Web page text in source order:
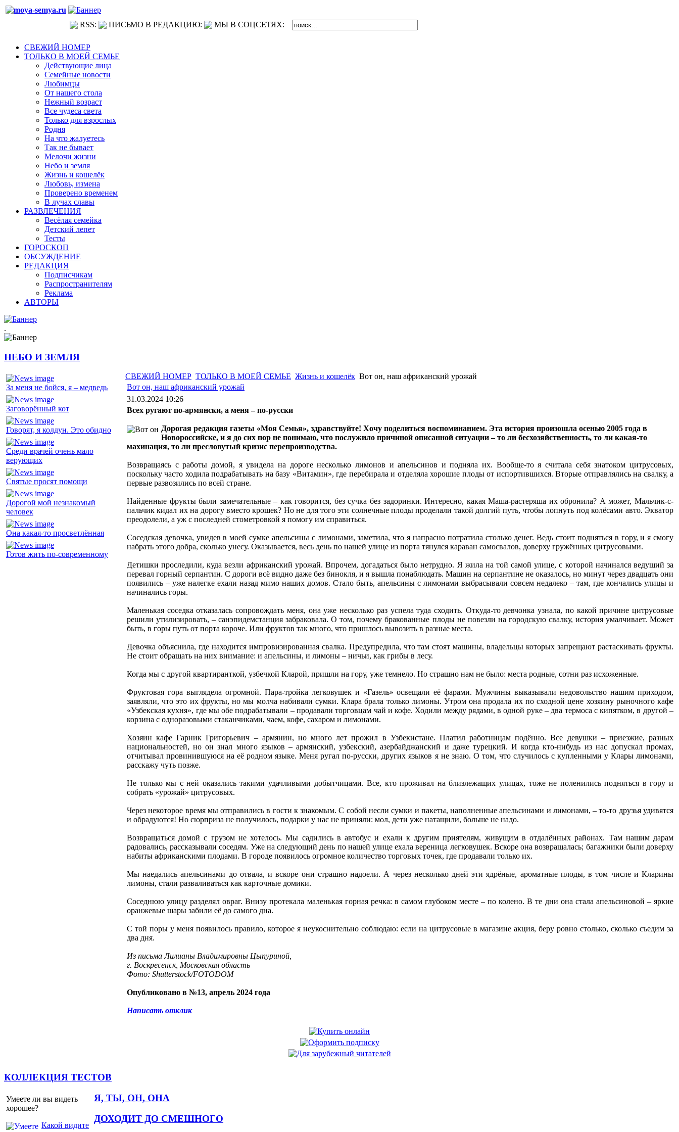
RSS: ПИСЬМО В РЕДАКЦИЮ: МЫ В СОЦСЕТЯХ:
СВЕЖИЙ НОМЕР
ТОЛЬКО В МОЕЙ СЕМЬЕ
Действующие лица
Семейные новости
Любимцы
От нашего стола
Нежный возраст
Все чудеса света
Только для взрослых
Родня
На что жалуетесь
Так не бывает
Мелочи жизни
Небо и земля
Жизнь и кошелёк
Любовь, измена
Проверено временем
В лучах славы
РАЗВЛЕЧЕНИЯ
Весёлая семейка
Детский лепет
Тесты
ГОРОСКОП
ОБСУЖДЕНИЕ
РЕДАКЦИЯ
Подписчикам
Распространителям
Реклама
АВТОРЫ
.
НЕБО И ЗЕМЛЯ
За меня не бойся, я – медведь
Заговорённый кот
Говорят, я колдун. Это обидно
Среди врачей очень мало
верующих
Святые просят помощи
Дорогой мой незнакомый
человек
Она какая-то просветлённая
Готов жить по-современному
СВЕЖИЙ НОМЕР ТОЛЬКО В МОЕЙ СЕМЬЕ Жизнь и кошелёк Вот он, наш африканский урожай
Вот он, наш африканский урожай
31.03.2024 10:26
Всех ругают по-армянски, а меня – по-русски
Дорогая редакция газеты «Моя Семья», здравствуйте! Хочу поделиться воспоминанием. Эта история произошла осенью 2005 года в
Новороссийске, и я до сих пор не понимаю, что послужило причиной описанной ситуации – то ли бесхозяйственность, то ли какая-то
махинация, то ли пресловутый кризис перепроизводства.
Возвращаясь с работы домой, я увидела на дороге несколько лимонов и апельсинов и подняла их. Вообще-то я считала себя знатоком цитрусовых,
поскольку часто ходила подрабатывать на базу «Витамин», где перебирала и отделяла хорошие плоды от испортившихся. Вторые отправлялись на свалку, а
первые развозились по всей стране.
Найденные фрукты были замечательные – как говорится, без сучка без задоринки. Интересно, какая Маша-растеряша их обронила? А может, Мальчик-с-
пальчик кидал их на дорогу вместо крошек? Но не для того эти солнечные плоды проделали такой долгий путь, чтобы лопнуть под колёсами авто. Экватор
преодолели, а уж с последней стометровкой я помогу им справиться.
Соседская девочка, увидев в моей сумке апельсины с лимонами, заметила, что я напрасно потратила столько денег. Ведь стоит подняться в гору, и я смогу
набрать этого добра, сколько унесу. Оказывается, весь день по нашей улице из порта тянулся караван самосвалов, доверху гружённых цитрусовыми.
Детишки проследили, куда везли африканский урожай. Впрочем, догадаться было нетрудно. Я жила на той самой улице, с которой начинался ведущий за
перевал горный серпантин. С дороги всё видно даже без бинокля, и я вышла понаблюдать. Машин на серпантине не оказалось, но минут через двадцать они
появились – уже налегке ехали назад мимо наших домов. Стало быть, апельсины с лимонами выбрасывали совсем недалеко – там, где кончались улицы и
начинались горы.
Маленькая соседка отказалась сопровождать меня, она уже несколько раз успела туда сходить. Откуда-то девчонка узнала, по какой причине цитрусовые
решили утилизировать, – санэпидемстанция забраковала. О том, почему бракованные плоды не повезли на городскую свалку, история умалчивает. Может
быть, в горы путь от порта короче. Или фруктов так много, что пришлось вывозить в разные места.
Девочка объяснила, где находится импровизированная свалка. Предупредила, что там стоят машины, владельцы которых запрещают растаскивать фрукты.
Не стоит обращать на них внимание: и апельсины, и лимоны – ничьи, как грибы в лесу.
Когда мы с другой квартиранткой, узбечкой Кларой, пришли на гору, уже темнело. Но страшно нам не было: места родные, сотни раз исхоженные.
Фруктовая гора выглядела огромной. Пара-тройка легковушек и «Газель» освещали её фарами. Мужчины выказывали недовольство нашим приходом,
заявляли, что это их фрукты, но мы молча набивали сумки. Клара брала только лимоны. Утром она продала их по сходной цене хозяину рыночного кафе
«Узбекская кухня», где мы обе подрабатывали – продавали торговцам чай и кофе. Ходили между рядами, в одной руке – два термоса с кипятком, в другой –
корзина с одноразовыми стаканчиками, чаем, кофе, сахаром и лимонами.
Хозяин кафе Гарник Григорьевич – армянин, но много лет прожил в Узбекистане. Платил работницам подённо. Все девушки – приезжие, разных
национальностей, но он знал много языков – армянский, узбекский, азербайджанский и даже турецкий. И когда кто-нибудь из нас допускал промах,
отчитывал провинившуюся на её родном языке. Меня ругал по-русски, других языков я не знаю. О том, что случилось с купленными у Клары лимонами,
расскажу чуть позже.
Не только мы с ней оказались такими удачливыми добытчицами. Все, кто проживал на близлежащих улицах, тоже не поленились подняться в гору и
собрать «урожай» цитрусовых.
Через некоторое время мы отправились в гости к знакомым. С собой несли сумки и пакеты, наполненные апельсинами и лимонами, – то-то друзья удивятся
и обрадуются! Но сюрприза не получилось, подарки у нас не приняли: мол, дети уже натащили, больше не надо.
Возвращаться домой с грузом не хотелось. Мы садились в автобус и ехали к другим приятелям, живущим в отдалённых районах. Там нашим дарам
радовались, рассказывали соседям. Уже на следующий день по нашей улице ехала вереница легковушек. Вскоре она возвращалась; багажники были доверху
набиты африканскими плодами. В городе появилось огромное количество торговых точек, где продавали только их.
Мы наедались апельсинами до отвала, и вскоре они страшно надоели. А через несколько дней эти ядрёные, ароматные плоды, в том числе и Кларины
лимоны, стали разваливаться как карточные домики.
Соседнюю улицу разделял овраг. Внизу протекала маленькая горная речка: в самом глубоком месте – по колено. В те дни она стала апельсиновой – яркие
оранжевые шары забили её до самого дна.
С той поры у меня появилось правило, которое я неукоснительно соблюдаю: если на цитрусовые в магазине акция, беру ровно столько, сколько съедим за
два дня.
Из письма Лилианы Владимировны Цыпуриной,
г. Воскресенск, Московская область
Фото: Shutterstock/FOTODOM
Опубликовано в №13, апрель 2024 года
Написать отклик
КОЛЛЕКЦИЯ ТЕСТОВ
Умеете ли вы видеть
хорошее?
Какой видите
Я, ТЫ, ОН, ОНА
ДОХОДИТ ДО СМЕШНОГО